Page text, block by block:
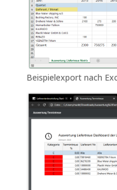
Beispielexport nach